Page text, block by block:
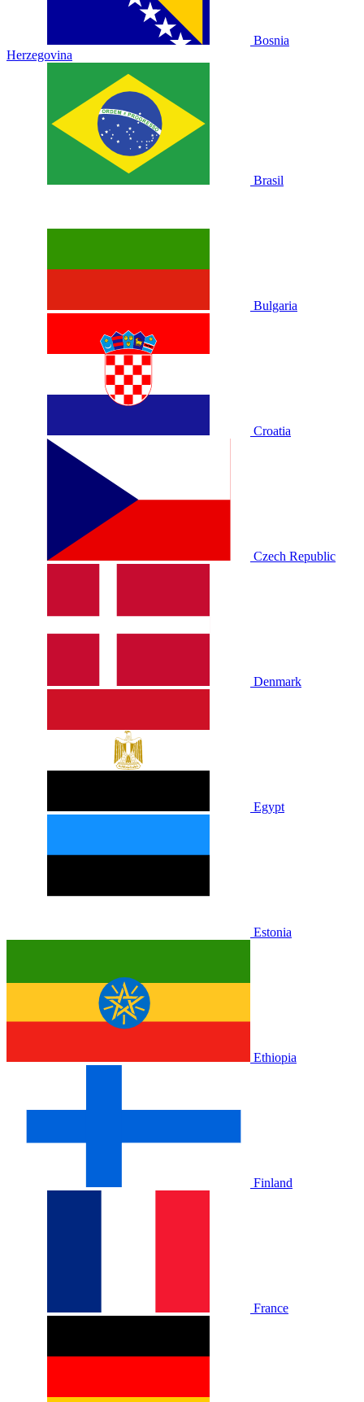
Bosnia
Herzegovina
Brasil
Bulgaria
Croatia
Czech Republic
Denmark
Egypt
Estonia
Ethiopia
Finland
France